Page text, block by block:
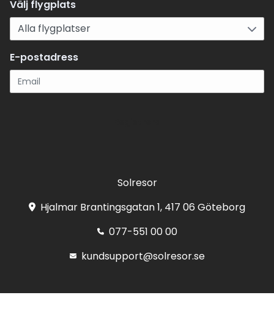
Välj flygplats
E-postadress
Solresor
Hjalmar Brantingsgatan 1, 417 06 Göteborg
077-551 00 00
kundsupport@solresor.se